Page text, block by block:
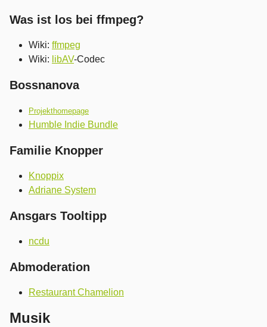
Was ist los bei ffmpeg?
Wiki: ffmpeg
Wiki: libAV-Codec
Bossnanova
Projekthomepage
Humble Indie Bundle
Familie Knopper
Knoppix
Adriane System
Ansgars Tooltipp
ncdu
Abmoderation
Restaurant Chamelion
Musik